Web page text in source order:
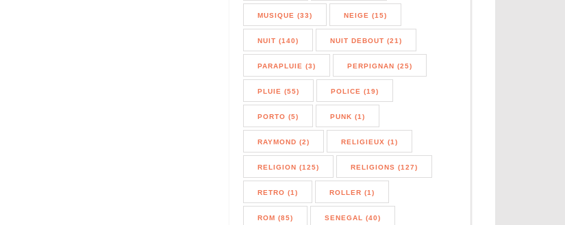
MUSIQUE (33) NEIGE (15)
NUIT (140) NUIT DEBOUT (21)
PARAPLUIE (3) PERPIGNAN (25)
PLUIE (55) POLICE (19)
PORTO (5) PUNK (1)
RAYMOND (2) RELIGIEUX (1)
RELIGION (125) RELIGIONS (127)
RETRO (1) ROLLER (1)
ROM (85) SENEGAL (40)